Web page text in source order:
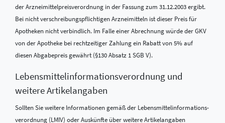
der Arzneimittelpreisverordnung in der Fassung zum 31.12.2003 ergibt.
Bei nicht verschreibungspflichtigen Arzneimitteln ist dieser Preis für
Apotheken nicht verbindlich. Im Falle einer Abrechnung würde der GKV
von der Apotheke bei rechtzeitiger Zahlung ein Rabatt von 5% auf
diesen Abgabepreis gewährt (§130 Absatz 1 SGB V).
Lebensmittel­informations­verordnung und
weitere Artikelangaben
Sollten Sie weitere Informationen gemäß der Lebensmittel­informations­
verordnung (LMIV) oder Auskünfte über weitere Artikelangaben